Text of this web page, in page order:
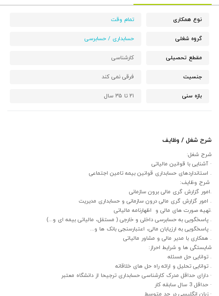
نوع همکاری تمام وقت
گروه شغلی حسابداری / حسابرسی
مقطع تحصیلی کارشناسی
جنسیت فرقی نمی کند
بازه سنی ۲۱ تا ۳۵ سال
شرح شغل / وظایف
شرح شغل:
· آشنایی با قوانین مالیاتی
. استانداردهای حسابداری قوانین بیمه تامین اجتماعی
شرح وظایف:
.امور گزارش گری مالی برون سازمانی
. امور گزارش گری مالی درون سازمانی و حسابداری مدیریت
.تهیه صورت های مالی و اظهارنامه مالیاتی
. پاسخگویی به حسابرسی داخلی و خارجی ( مستقل، مالیاتی بیمه ای و...)
. پاسخگویی به ارزیابان مالی، اعتبارسنجی بانک ها و...
. همکاری با مدیر مالی و مشاور مالیاتی
شایستگی ها و شرایط احراز:
. توانایی حل مسئله
. توانایی تحلیل و ارائه راه حل های خلاقانه
· دارای حداقل مدرک کارشناسی حسابداری ترجیحا از دانشگاه معتبر
· حداقل 3 سال سابقه کار
· زبان انگلیسی در حد متوسط